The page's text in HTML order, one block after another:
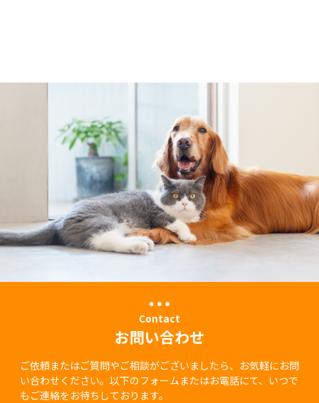
Contact
お問い合わせ
ご依頼またはご質問やご相談がございましたら、お気軽にお問
い合わせください。以下のフォームまたはお電話にて、いつで
もご連絡をお待ちしております。